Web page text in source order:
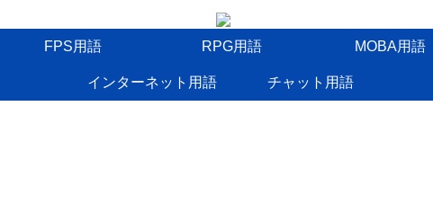
FPS用語 RPG用語 MOBA用語
インターネット用語 チャット用語